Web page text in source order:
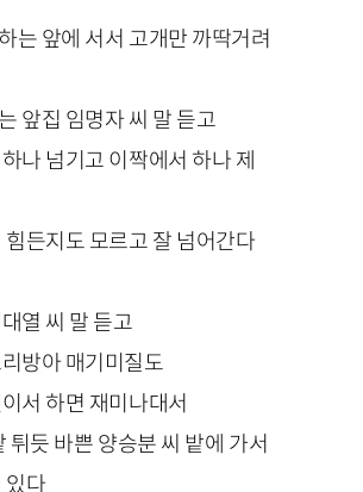
는 앞에 서서 고개만 까딱거려
앞집 임명자 씨 말 듣고
나 넘기고 이짝에서 하나 제
힘든지도 모르고 잘 넘어간다
열 씨 말 듣고
방아 매기미질도
서 하면 재미나대서
튀듯 바쁜 양승분 씨 밭에 가서
있다